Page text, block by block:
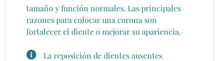
tamaño y función normales. Las principales
razones para colocar una corona son
fortalecer el diente o mejorar su apariencia.
La reposición de dientes ausentes